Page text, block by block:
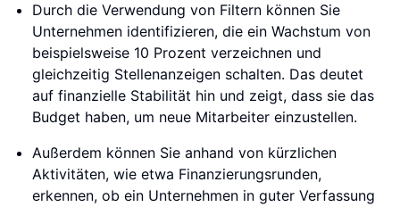
Durch die Verwendung von Filtern können Sie
Unternehmen identifizieren, die ein Wachstum von
beispielsweise 10 Prozent verzeichnen und
gleichzeitig Stellenanzeigen schalten. Das deutet
auf finanzielle Stabilität hin und zeigt, dass sie das
Budget haben, um neue Mitarbeiter einzustellen.
Außerdem können Sie anhand von kürzlichen
Aktivitäten, wie etwa Finanzierungsrunden,
erkennen, ob ein Unternehmen in guter Verfassung